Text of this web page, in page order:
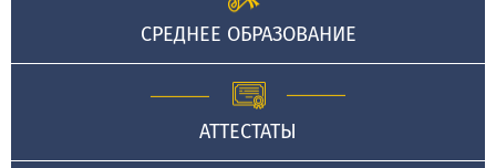
СРЕДНЕЕ ОБРАЗОВАНИЕ
АТТЕСТАТЫ